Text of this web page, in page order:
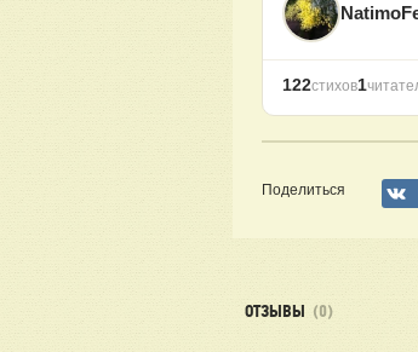
122стихов1
Поделиться
ОТЗЫВЫ (0)